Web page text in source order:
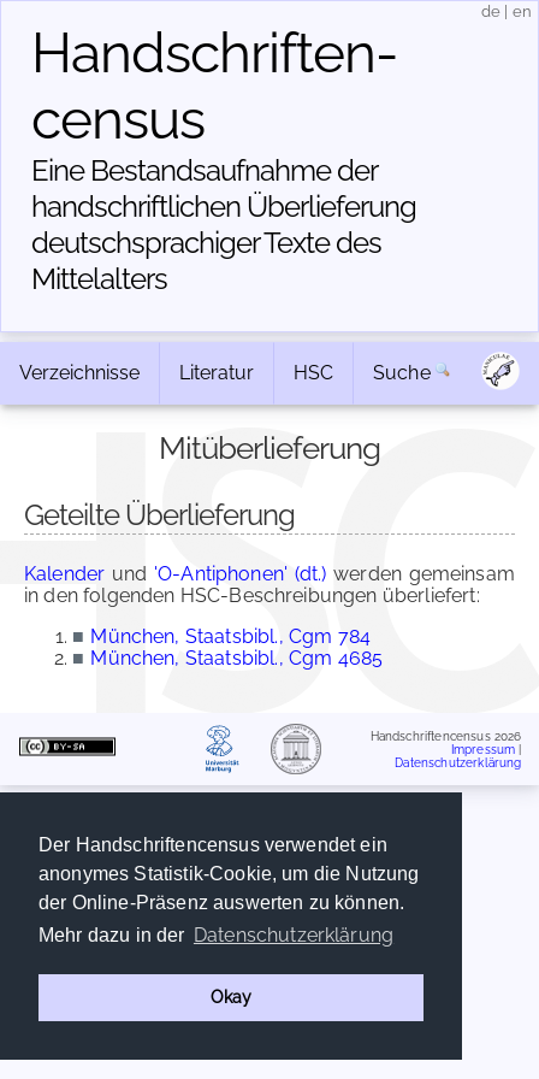
Der Handschriftencensus verwendet ein
anonymes Statistik-Cookie, um die Nutzung
der Online-Präsenz auswerten zu können.
Mehr dazu in der Datenschutzerklärung
Okay
Handschriften­
census
Eine Bestandsaufnahme der
handschriftlichen Über­lieferung
deutschsprachiger Texte des
Mittelalters
de en
Verzeichnisse Literatur HSC Suche
Mitüberlieferung
Geteilte Überlieferung
Kalender und 'O-Antiphonen' (dt.) werden gemeinsam
in den folgenden HSC-Beschreibungen überliefert:
■ München, Staatsbibl., Cgm 784
■ München, Staatsbibl., Cgm 4685
Handschriftencensus 2026
Impressum
Datenschutzerklärung